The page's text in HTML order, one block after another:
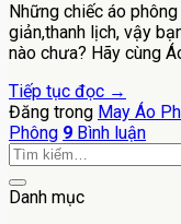
Những chiếc áo
giản,thanh lịch, vậy
nào chưa? Hãy cùng
Tiếp tục đọc →
Đăng trong May Áo
Phông 9 Bình luận
Danh mục